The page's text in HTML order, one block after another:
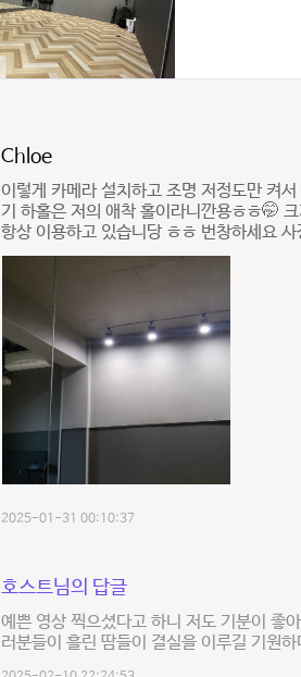
Chloe
이렇게 카메라 설치하고 조명 저정도만 켜
기 하홀은 저의 애착 홀이라니깐용ㅎㅎ🤭
항상 이용하고 있습니당 ㅎㅎ 번창하세요
2025-01-31 00:10:37
호스트님의 답글
예쁜 영상 찍으셨다고 하니 저도 기분이 좋
러분들이 흘린 땀들이 결실을 이루길 기원